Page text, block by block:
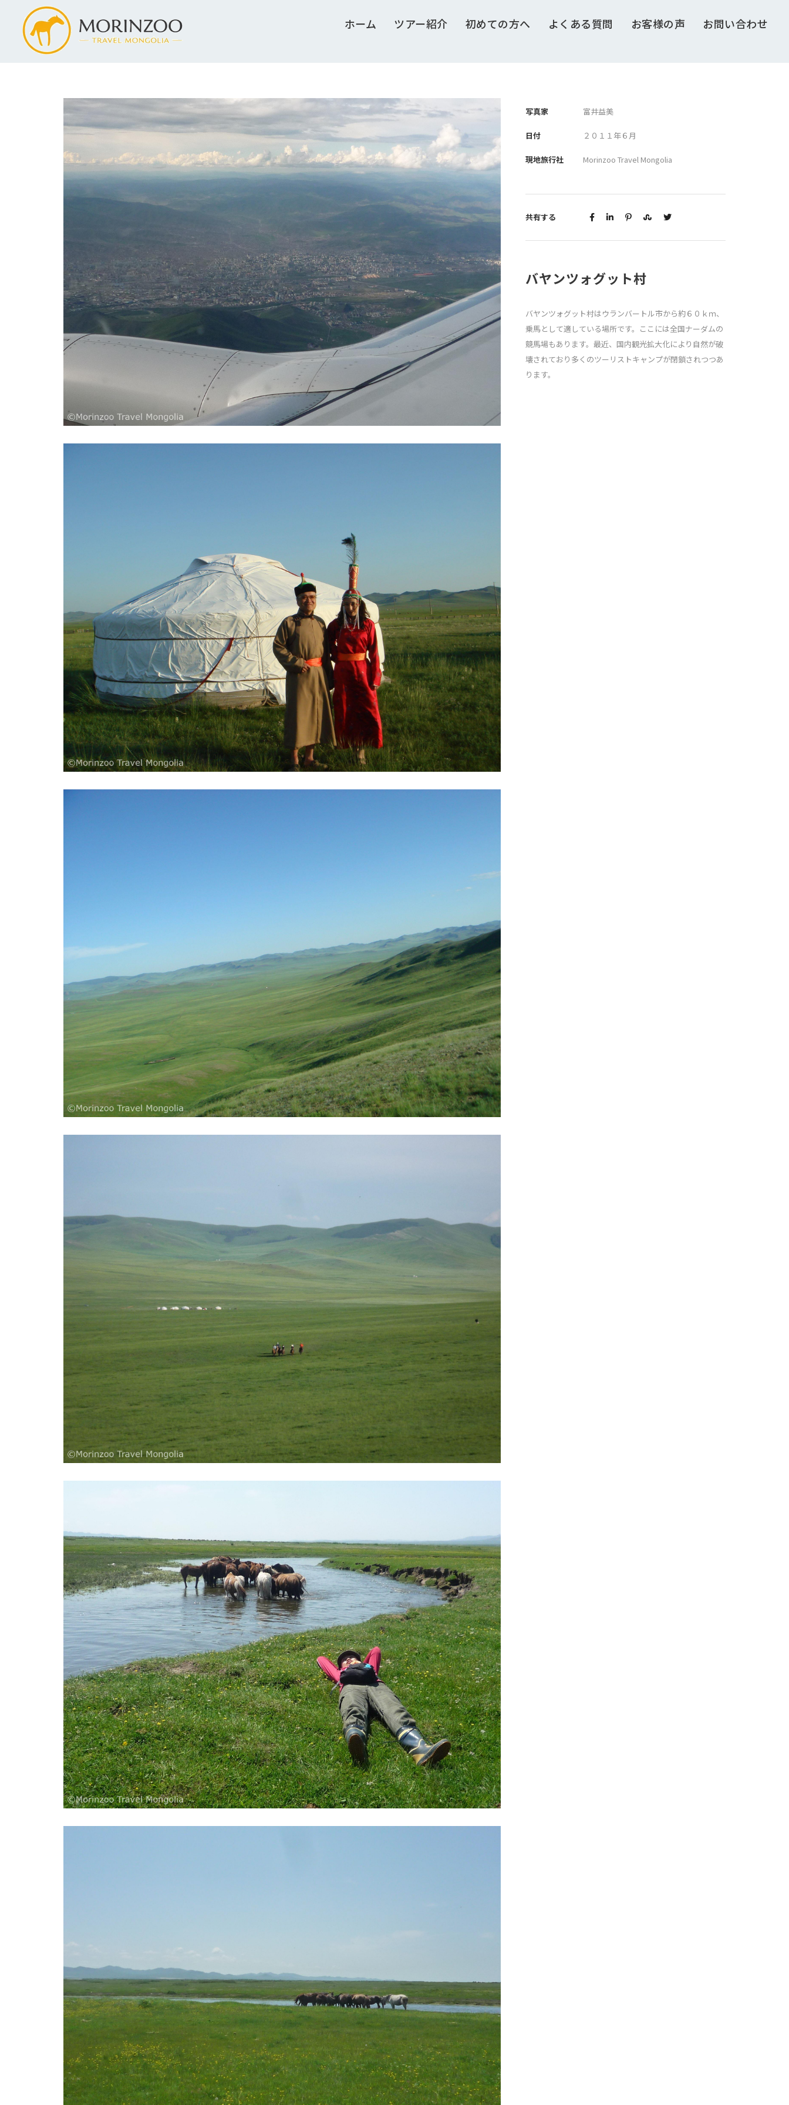
ホーム ツアー紹介 初めての方へ よくある質問 お客様の声 お問い合わせ
写真家 富井益美
日付 ２０１１年６月
現地旅行社 Morinzoo Travel Mongolia
共有する
バヤンツォグット村
バヤンツォグット村はウランバートル市から約６０ｋｍ、
乗馬として適している場所です。ここには全国ナーダムの
競馬場もあります。最近、国内観光拡大化により自然が破
壊されており多くのツーリストキャンプが閉鎖されつつあ
ります。